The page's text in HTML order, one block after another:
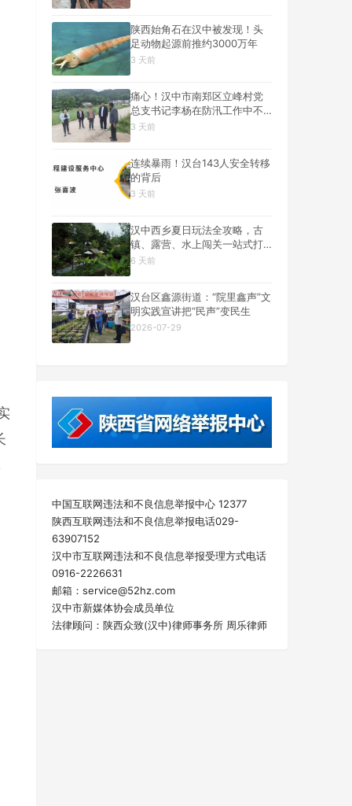
陕西始角石在汉中被发现！头
足动物起源前推约3000万年
3 天前
痛心！汉中市南郑区立峰村党
总支书记李杨在防汛工作中不
幸遇难
3 天前
连续暴雨！汉台143人安全转移
的背后
3 天前
汉中西乡夏日玩法全攻略，古
镇、露营、水上闯关一站式打
卡
6 天前
汉台区鑫源街道：“院里鑫声”文
明实践宣讲把“民声”变民生
2026-07-29
中国互联网违法和不良信息举报中心 12377
陕西互联网违法和不良信息举报电话029-
63907152
汉中市互联网违法和不良信息举报受理方式电话
0916-2226631
邮箱：service@52hz.com
汉中市新媒体协会成员单位
法律顾问：陕西众致(汉中)律师事务所 周乐律师